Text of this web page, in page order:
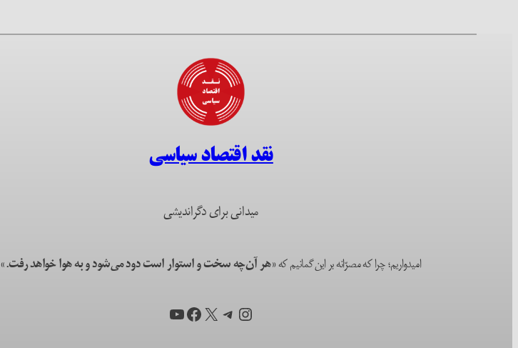
نقد اقتصاد سیاسی
میدانی برای دگراندیشی
امیدواریم؛ چرا که مصرّانه بر این گمانیم که«هر آن‌چه سخت و استوار است دود می‌شود و به هوا خواهد رفت.»
اینستاگرم
تلگرام
X فیس‌بوک
یوتیوب